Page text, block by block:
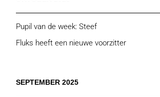
Pupil van de week: Steef
Fluks heeft een nieuwe voorzitter
SEPTEMBER 2025